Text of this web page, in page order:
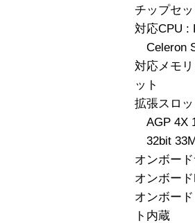
チップセ
対応CPU :
Celeron
対応メモ
ット
拡張スロ
AGP 4X
32bit
オンボー
オンボー
オンボー
ト内蔵